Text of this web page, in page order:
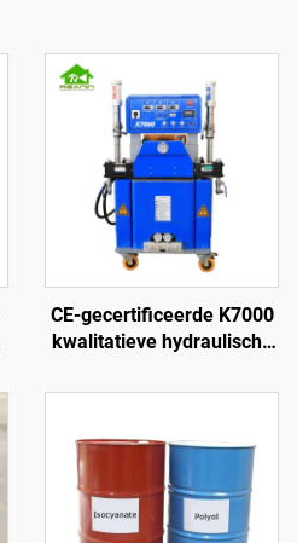
CE-gecertificeerde K7000
kwalitatieve hydraulische
polyurea-